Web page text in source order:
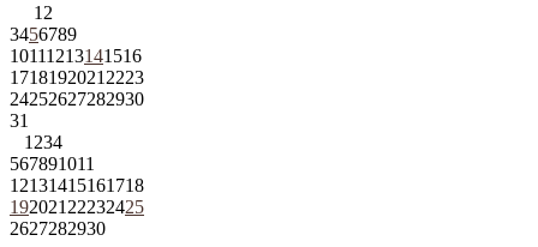
1 2
3456789
10111213141516
1718192021 2223
24252627282930
31
1 234
567891011
12131415161718
192021 22232425
2627282930